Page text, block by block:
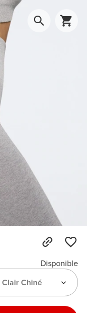
Disponible
Clair Chiné